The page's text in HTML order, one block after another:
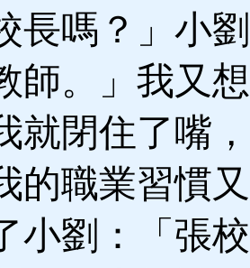
長嗎？」小
師。」我又
就閉住了嘴
的職業習慣
小劉：「張